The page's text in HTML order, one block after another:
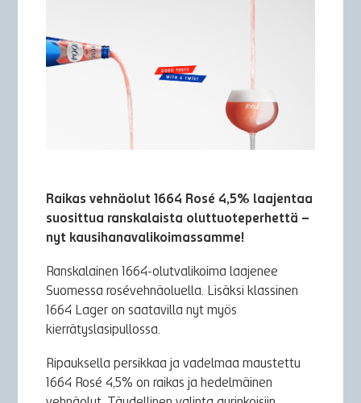
Raikas vehnäolut 1664 Rosé 4,5% laajentaa
suosittua ranskalaista oluttuoteperhettä –
nyt kausihanavalikoimassamme!
Ranskalainen 1664-olutvalikoima laajenee
Suomessa rosévehnäoluella. Lisäksi klassinen
1664 Lager on saatavilla nyt myös
kierrätyslasipullossa.
Ripauksella persikkaa ja vadelmaa maustettu
1664 Rosé 4,5% on raikas ja hedelmäinen